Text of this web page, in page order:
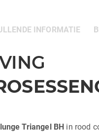
INFORMATIE
Triangel BH in rood